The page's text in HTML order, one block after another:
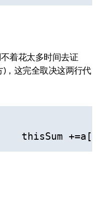
着花太多时间去证
)，这完全取决这两行代
thisSum